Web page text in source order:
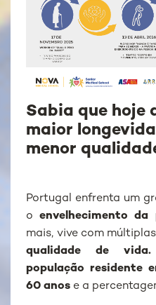
Sabia que hoje
maior
menor
Portugal enfrenta um
oenvelhecimento da
mais, vive com múltiplas
qualidade de
população residente
60 anos e a